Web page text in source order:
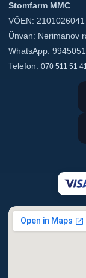
Stomfarm MMC
VÖEN: 2101026041
Ünvan: Nərimanov
WhatsApp:
Telefon: 070 511 51